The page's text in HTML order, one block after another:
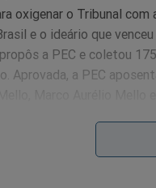
oxigenar o Tribunal
e o ideário que
a PEC e coletou
Aprovada, a PEC
que a renovação